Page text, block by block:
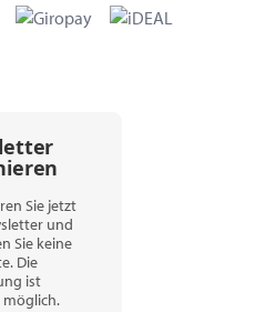
Sie jetzt
und
Sie keine
Die
ist
möglich.